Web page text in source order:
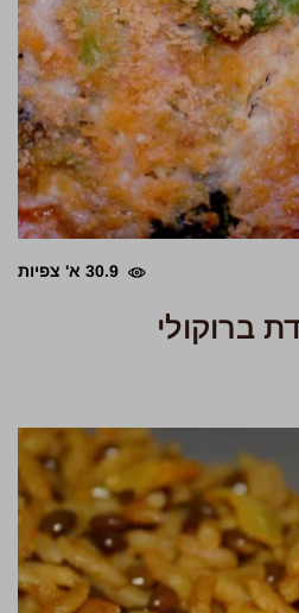
30.9 א' צפיות
ברוקולי